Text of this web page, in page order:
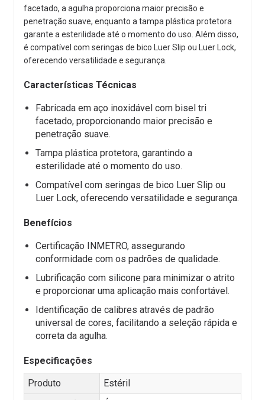
facetado, a agulha proporciona maior precisão e
penetração suave, enquanto a tampa plástica protetora
garante a esterilidade até o momento do uso. Além disso,
é compatível com seringas de bico Luer Slip ou Luer Lock,
oferecendo versatilidade e segurança.
Características Técnicas
Fabricada em aço inoxidável com bisel tri
facetado, proporcionando maior precisão e
penetração suave.
Tampa plástica protetora, garantindo a
esterilidade até o momento do uso.
Compatível com seringas de bico Luer Slip ou
Luer Lock, oferecendo versatilidade e segurança.
Benefícios
Certificação INMETRO, assegurando
conformidade com os padrões de qualidade.
Lubrificação com silicone para minimizar o atrito
e proporcionar uma aplicação mais confortável.
Identificação de calibres através de padrão
universal de cores, facilitando a seleção rápida e
correta da agulha.
Especificações
Produto
Estéril